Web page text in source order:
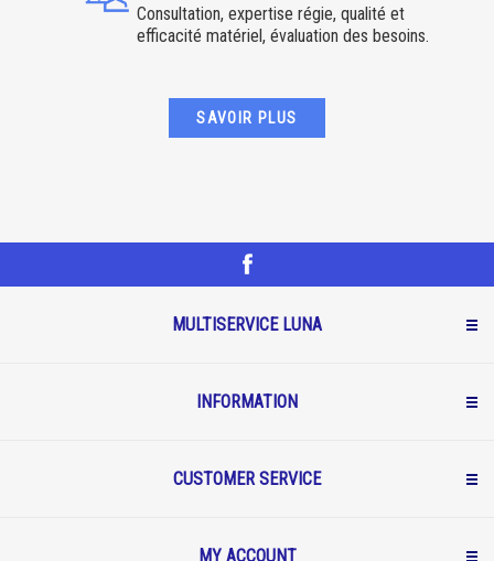
Consultation, expertise régie, qualité et
efficacité matériel, évaluation des besoins.
SAVOIR PLUS
MULTISERVICE LUNA
INFORMATION
CUSTOMER SERVICE
MY ACCOUNT